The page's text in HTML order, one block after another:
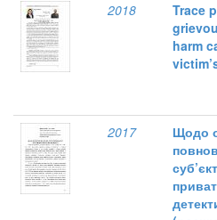
2018
Trace
harm
2017
Щодо